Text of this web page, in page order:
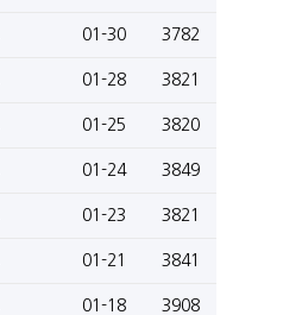
01-30 3782
01-28 3821
01-25 3820
01-24 3849
01-23 3821
01-21 3841
01-18 3908